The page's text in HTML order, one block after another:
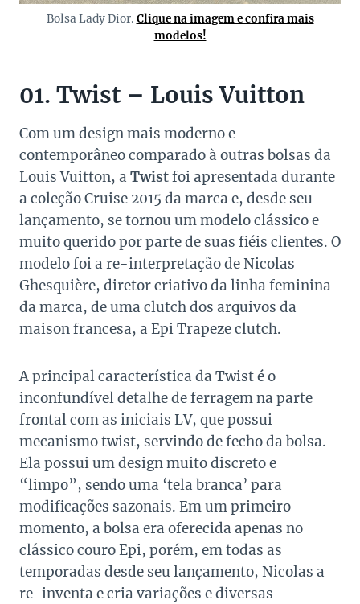
Bolsa Lady Dior. Clique na imagem e confira mais
modelos!
01. Twist – Louis Vuitton
Com um design mais moderno e
contemporâneo comparado à outras bolsas da
Louis Vuitton, a Twistfoi apresentada durante
a coleção Cruise 2015 da marca e, desde seu
lançamento, se tornou um modelo clássico e
muito querido por parte de suas fiéis clientes. O
modelo foi a re-interpretação de Nicolas
Ghesquière, diretor criativo da linha feminina
da marca, de uma clutch dos arquivos da
maison francesa, a Epi Trapeze clutch.
A principal característica da Twist é o
inconfundível detalhe de ferragem na parte
frontal com as iniciais LV, que possui
mecanismo twist, servindo de fecho da bolsa.
Ela possui um design muito discreto e
“limpo”, sendo uma ‘tela branca’ para
modificações sazonais. Em um primeiro
momento, a bolsa era oferecida apenas no
clássico couro Epi, porém, em todas as
temporadas desde seu lançamento, Nicolas a
re-inventa e cria variações e diversas